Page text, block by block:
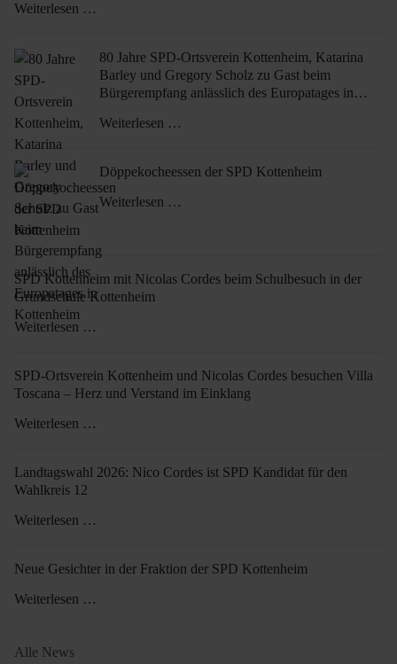
Weiterlesen …
80 Jahre SPD-Ortsverein Kottenheim, Katarina
Barley und Gregory Scholz zu Gast beim
Bürgerempfang anlässlich des Europatages in
Weiterlesen …
Döppekocheessen der SPD Kottenheim
Weiterlesen …
SPD Kottenheim mit Nicolas Cordes beim Schulbesuch in der
Grundschule Kottenheim
Weiterlesen …
SPD-Ortsverein Kottenheim und Nicolas Cordes besuchen Villa
Toscana – Herz und Verstand im Einklang
Weiterlesen …
Landtagswahl 2026: Nico Cordes ist SPD Kandidat für den
Wahlkreis 12
Weiterlesen …
Neue Gesichter in der Fraktion der SPD Kottenheim
Weiterlesen …
Alle News